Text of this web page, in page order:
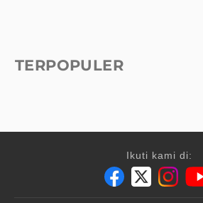
TERPOPULER
Ikuti kami di: